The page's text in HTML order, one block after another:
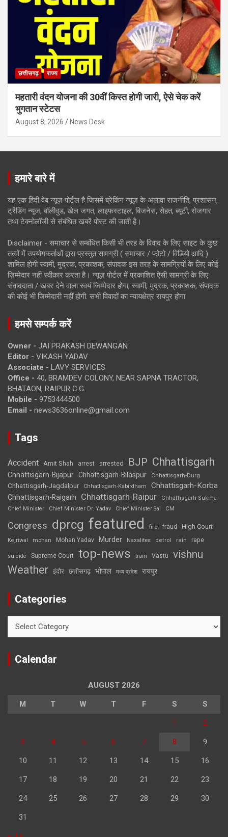
छत्तीसगढ़ राज्य
महतारी वंदन योजना की 30वीं किस्त होगी जारी, ऐसे चेक करें
भुगतान स्टेटस
August 8, 2026 News Desk
हमारे बारे में
यह एक हिंदी वेब न्यूज़ पोर्टल है जिसमें ब्रेकिंग न्यूज़ के अलावा राजनीति, प्रशासन,
ट्रेंडिंग न्यूज, बॉलीवुड, खेल जगत, लाइफस्टाइल, बिजनेस, सेहत, ब्यूटी, रोजगार
तथा टेक्नोलॉजी से संबंधित खबरें पोस्ट की जाती है।
Disclaimer - समाचार से सम्बंधित किसी भी तरह के विवाद के लिए साइट के कुछ
तत्वों में उपयोगकर्ताओं द्वारा प्रस्तुत सामग्री ( समाचार / फोटो / विडियो आदि )
शामिल होगी स्वामी, मुद्रक, प्रकाशक, संपादक इस तरह के सामग्रियों के लिए कोई
ज़िम्मेदार नहीं स्वीकार करता है। न्यूज़ पोर्टल में प्रकाशित ऐसी सामग्री के लिए
संवाददाता / खबर देने वाला स्वयं जिम्मेदार होगा, स्वामी, मुद्रक, प्रकाशक, संपादक
की कोई भी जिम्मेदारी नहीं होगी. सभी विवादों का न्यायक्षेत्र रायपुर होगा
हमसे सम्पर्क करें
Owner - JAI PRAKASH DEWANGAN
Editor - VIKASH YADAV
Associate - LAVY SERVICES
Office - 40, BRAMDEV COLONY, NEAR SAPNA TRACTOR,
BHATAON, RAIPUR C.G.
Mobile - 9753444500
Email - news3636online@gmail.com
Tags
Accident Amit Shah arrest arrested BJP Chhattisgarh
Chhattisgarh-Bijapur Chhattisgarh-Bilaspur Chhattisgarh-Durg
Chhattisgarh-Jagdalpur Chhattisgarh-Kabirdham Chhattisgarh-Korba
Chhattisgarh-Raigarh Chhattisgarh-Raipur
Chhattisgarh-Sukma
Chief Minister
Chief Minister Dr. Yadav Chief Minister Sai CM
Congress dprcg featured fire fraud High Court
Kejriwal mohan Mohan Yadav Murder Naxalites petrol rain rape
suicide Supreme Court top-news train Vastu vishnu
Weather इंदौर छत्तीसगढ़ भोपाल मध्य प्रदेश रायपुर
Categories
Calendar
AUGUST 2026
M T W T F S S
1 2
3 4 5 6 7 8 9
10 11 12 13 14 15 16
17 18 19 20 21 22 23
24 25 26 27 28 29 30
31